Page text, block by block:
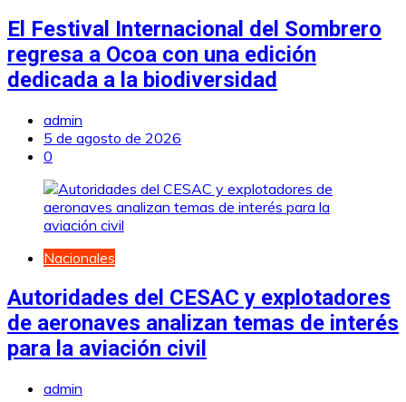
El Festival Internacional del Sombrero
regresa a Ocoa con una edición
dedicada a la biodiversidad
admin
5 de agosto de 2026
0
Nacionales
Autoridades del CESAC y explotadores
de aeronaves analizan temas de interés
para la aviación civil
admin